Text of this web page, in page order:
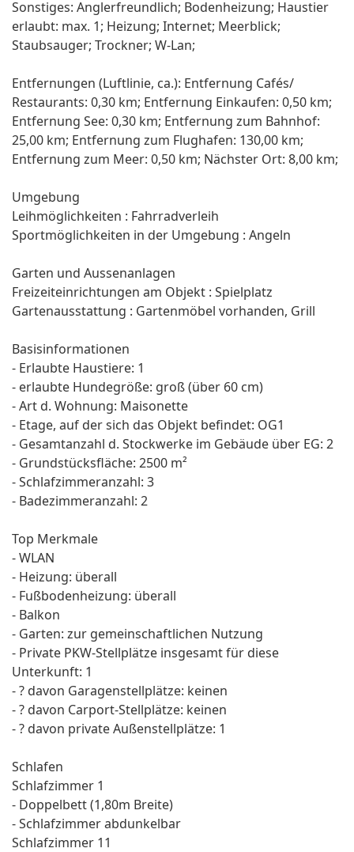
Sonstiges: Anglerfreundlich; Bodenheizung; Haustier
erlaubt: max. 1; Heizung; Internet; Meerblick;
Staubsauger; Trockner; W-Lan;
Entfernungen (Luftlinie, ca.): Entfernung Cafés/
Restaurants: 0,30 km; Entfernung Einkaufen: 0,50 km;
Entfernung See: 0,30 km; Entfernung zum Bahnhof:
25,00 km; Entfernung zum Flughafen: 130,00 km;
Entfernung zum Meer: 0,50 km; Nächster Ort: 8,00 km;
Umgebung
Leihmöglichkeiten : Fahrradverleih
Sportmöglichkeiten in der Umgebung : Angeln
Garten und Aussenanlagen
Freizeiteinrichtungen am Objekt : Spielplatz
Gartenausstattung : Gartenmöbel vorhanden, Grill
Basisinformationen
- Erlaubte Haustiere: 1
- erlaubte Hundegröße: groß (über 60 cm)
- Art d. Wohnung: Maisonette
- Etage, auf der sich das Objekt befindet: OG1
- Gesamtanzahl d. Stockwerke im Gebäude über EG: 2
- Grundstücksfläche: 2500 m²
- Schlafzimmeranzahl: 3
- Badezimmeranzahl: 2
Top Merkmale
- WLAN
- Heizung: überall
- Fußbodenheizung: überall
- Balkon
- Garten: zur gemeinschaftlichen Nutzung
- Private PKW-Stellplätze insgesamt für diese
Unterkunft: 1
- ? davon Garagenstellplätze: keinen
- ? davon Carport-Stellplätze: keinen
- ? davon private Außen­stellplätze: 1
Schlafen
Schlafzimmer 1
- Doppelbett (1,80m Breite)
- Schlafzimmer abdunkelbar
Schlafzimmer 11